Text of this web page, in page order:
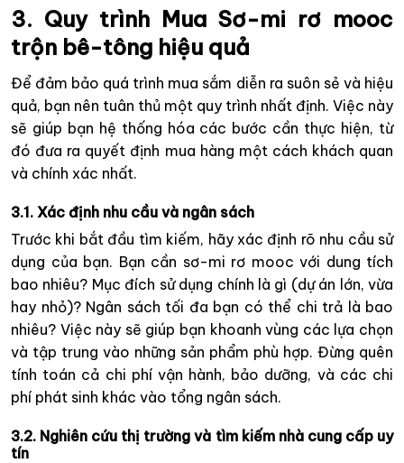
3. Quy trình Mua Sơ-mi rơ mooc
trộn bê-tông hiệu quả
Để đảm bảo quá trình mua sắm diễn ra suôn sẻ và hiệu
quả, bạn nên tuân thủ một quy trình nhất định. Việc này
sẽ giúp bạn hệ thống hóa các bước cần thực hiện, từ
đó đưa ra quyết định mua hàng một cách khách quan
và chính xác nhất.
3.1. Xác định nhu cầu và ngân sách
Trước khi bắt đầu tìm kiếm, hãy xác định rõ nhu cầu sử
dụng của bạn. Bạn cần sơ-mi rơ mooc với dung tích
bao nhiêu? Mục đích sử dụng chính là gì (dự án lớn, vừa
hay nhỏ)? Ngân sách tối đa bạn có thể chi trả là bao
nhiêu? Việc này sẽ giúp bạn khoanh vùng các lựa chọn
và tập trung vào những sản phẩm phù hợp. Đừng quên
tính toán cả chi phí vận hành, bảo dưỡng, và các chi
phí phát sinh khác vào tổng ngân sách.
3.2. Nghiên cứu thị trường và tìm kiếm nhà cung cấp uy
tín